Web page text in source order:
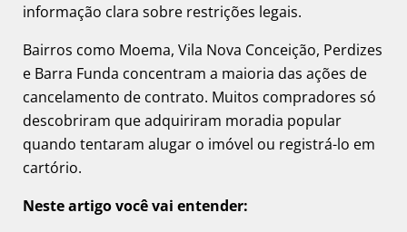
informação clara sobre restrições legais.
Bairros como Moema, Vila Nova Conceição, Perdizes
e Barra Funda concentram a maioria das ações de
cancelamento de contrato. Muitos compradores só
descobriram que adquiriram moradia popular
quando tentaram alugar o imóvel ou registrá-lo em
cartório.
Neste artigo você vai entender: